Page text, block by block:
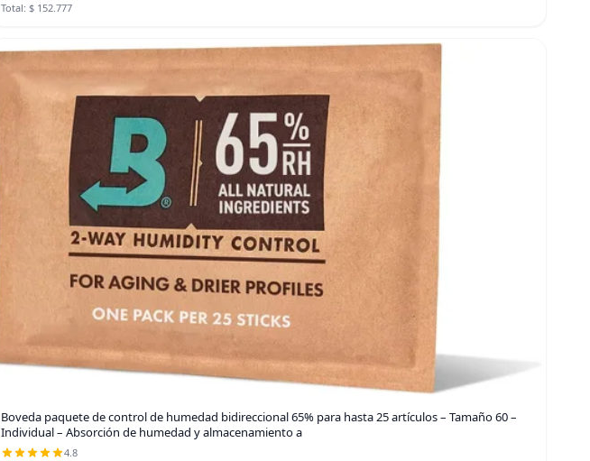
Total: $ 152.777
Boveda paquete de control de humedad bidireccional 65% para hasta 25 artículos – Tamaño 60 –
Individual – Absorción de humedad y almacenamiento a
4.8